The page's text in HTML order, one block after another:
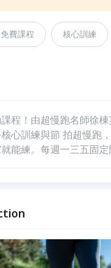
免費課程 核心訓練
程！由超慢跑名師徐
拍超慢跑，不用出門、不
能練。每週一三五固